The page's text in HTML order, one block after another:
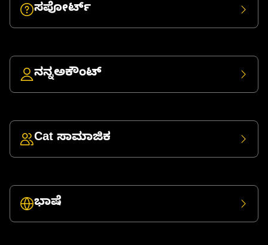
ಸಪೋರ್ಟ್
ನನ್ನಅಕೌಂಟ್
Cat ಸಾಮಾಜಿಕ
ಭಾಷೆ